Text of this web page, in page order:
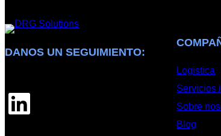
DANOS UN SEGUIMIENTO:
LinkedIn
Logistica
Servicios
Sobre
Blog